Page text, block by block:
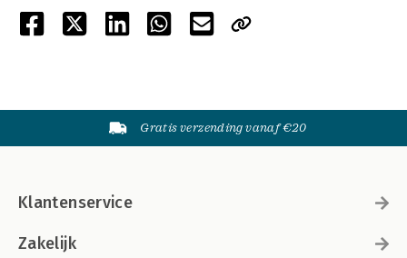
Gratis verzending vanaf €20
Klantenservice
Zakelijk